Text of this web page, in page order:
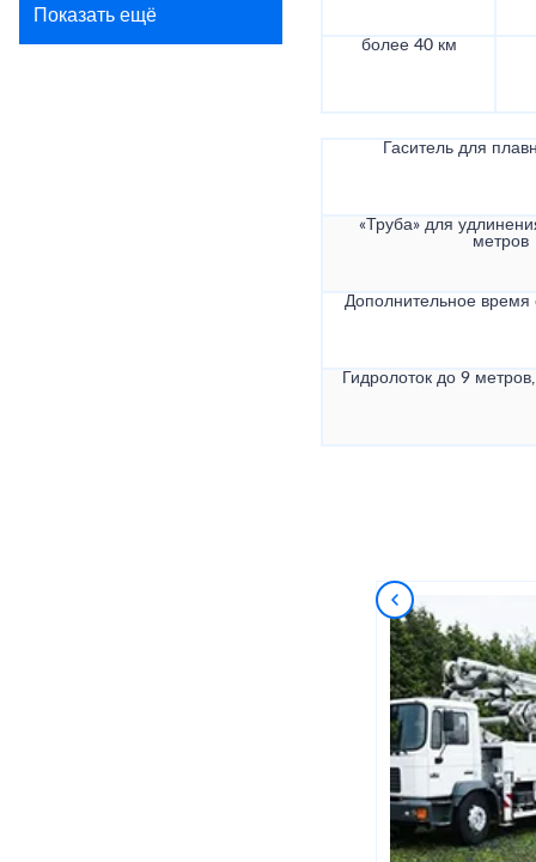
Показать ещё
более 40 км
Гаситель для
«Труба» для
метров
Дополнительное
Гидролоток до 9